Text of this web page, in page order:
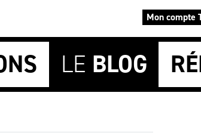
Mon compte
LE BLOG